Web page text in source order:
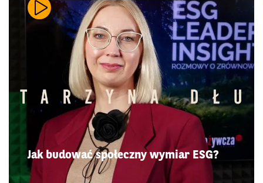
Jak budować społeczny wymiar ESG?